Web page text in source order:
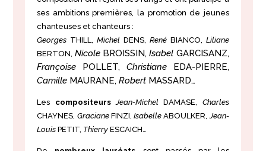
ses ambitions premières, la promotion de jeunes
chanteuses et chanteurs :
Georges THILL,MichelDENS, René BIANCO, Liliane
BERTON, NicoleBROISSIN,Isabel GARCISANZ,
Françoise POLLET, ChristianeEDA-PIERRE,
Camille MAURANE, Robert MASSARD…
Les compositeurs Jean-Michel DAMASE, Charles
CHAYNES, GracianeFINZI,IsabelleABOULKER, Jean-
LouisPETIT, Thierry ESCAICH…